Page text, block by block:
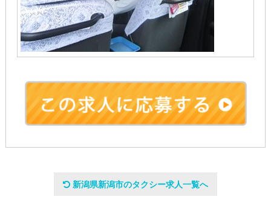
会社名
新潟県新潟市のタクシー求人一覧へ